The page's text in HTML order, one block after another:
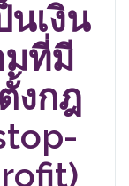
นเงิน
มที่มี
งกฎ